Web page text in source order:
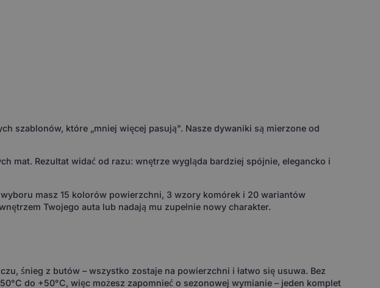
szablonów, które „mniej więcej pasują". Nasze dywaniki są mierzone od
mat. Rezultat widać od razu: wnętrze wygląda bardziej spójnie, elegancko i
masz 15 kolorów powierzchni, 3 wzory komórek i 20 wariantów
Twojego auta lub nadają mu zupełnie nowy charakter.
śnieg z butów – wszystko zostaje na powierzchni i łatwo się usuwa. Bez
do +50°C, więc możesz zapomnieć o sezonowej wymianie – jeden komplet